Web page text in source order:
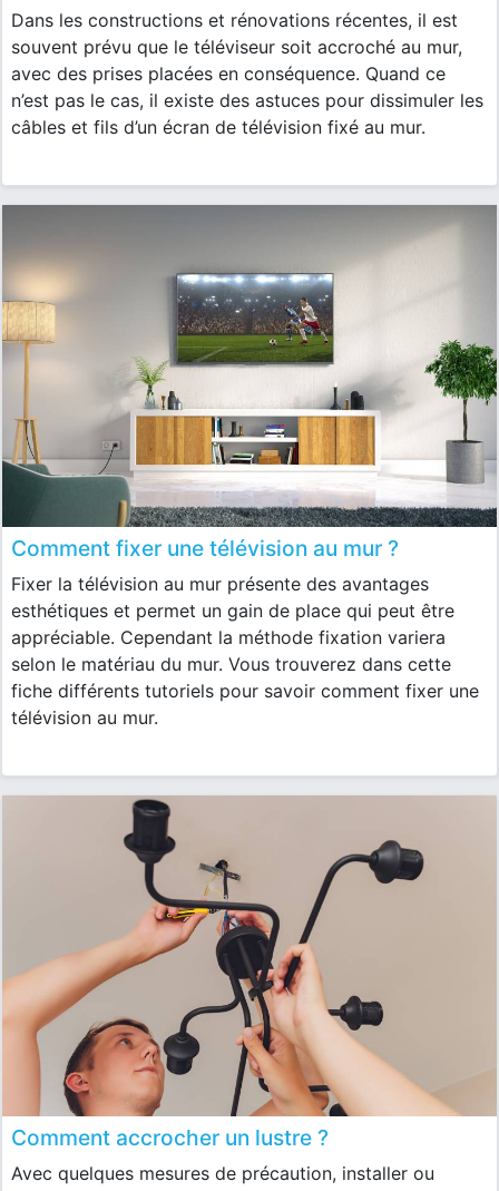
Dans les constructions et rénovations récentes, il est
souvent prévu que le téléviseur soit accroché au mur,
avec des prises placées en conséquence. Quand ce
n’est pas le cas, il existe des astuces pour dissimuler les
câbles et fils d’un écran de télévision fixé au mur.
Comment fixer une télévision au mur ?
Fixer la télévision au mur présente des avantages
esthétiques et permet un gain de place qui peut être
appréciable. Cependant la méthode fixation variera
selon le matériau du mur. Vous trouverez dans cette
fiche différents tutoriels pour savoir comment fixer une
télévision au mur.
Comment accrocher un lustre ?
Avec quelques mesures de précaution, installer ou